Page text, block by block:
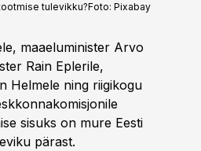
tulevikku?Foto: Pixabay
maaeluminister Arvo
Rain Eplerile,
Helmele ning riigikogu
sisuks on mure Eesti
pärast.